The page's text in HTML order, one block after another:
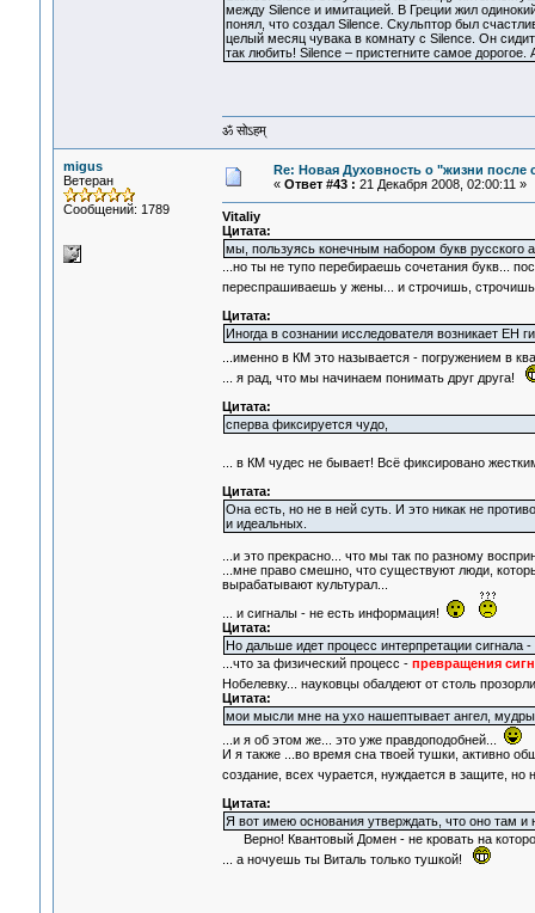
между Silence и имитацией. В Греции жил
понял, что создал Silence. Скульптор был
целый месяц чувака в комнату с Silence. Он
так любить! Silence – пристегните самое дорогое.
ॐ सोऽहम्
migus
Ветеран
Сообщений: 1789
Re: Новая Духовность о "жизни после
« Ответ #43 : 21 Декабря 2008, 02:00:11 »
Vitaliy
Цитата:
мы, пользуясь конечным набором букв русского
...но ты не тупо перебираешь сочетания букв...
переспрашиваешь у жены... и строчишь,
Цитата:
Иногда в сознании исследователя возникает ЕН
...именно в КМ это называется - погружением в
... я рад, что мы начинаем понимать друг друга!
Цитата:
сперва фиксируется чудо,
... в КМ чудес не бывает! Всё фиксировано
Цитата:
Она есть, но не в ней суть. И это никак не
и идеальных.
...и это прекрасно... что мы так по разному
...мне право смешно, что существуют люди,
вырабатывают культурал...
... и сигналы - не есть информация!
Цитата:
Но дальше идет процесс интерпретации
...что за физический процесс - превращения
Нобелевку... науковцы обалдеют от столь
Цитата:
мои мысли мне на ухо нашептывает ангел,
...и я об этом же... это уже правдоподобней...
И я также ...во время сна твоей тушки, активно
создание, всех чурается, нуждается в защите,
Цитата:
Я вот имею основания утверждать, что оно там и
Верно! Квантовый Домен - не кровать на
... а ночуешь ты Виталь только тушкой!